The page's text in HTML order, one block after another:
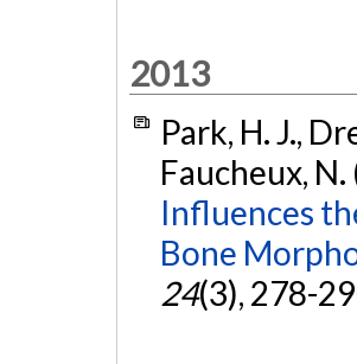
2013
Park, H. J.,
Faucheux,
Influences
Bone
24(3), 278-